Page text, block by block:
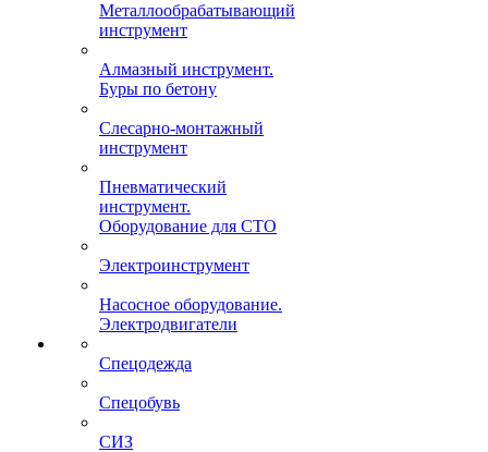
Металлообрабатывающий
инструмент
Алмазный инструмент.
Буры по бетону
Слесарно-монтажный
инструмент
Пневматический
инструмент.
Оборудование для СТО
Электроинструмент
Насосное оборудование.
Электродвигатели
Спецодежда
Спецобувь
СИЗ